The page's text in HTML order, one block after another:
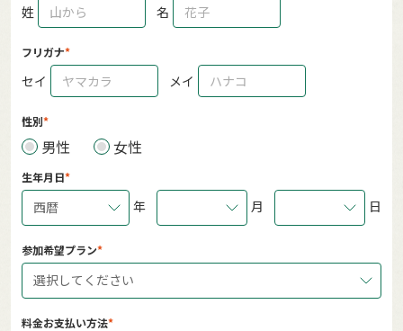
姓 名
フリガナ
セイ メイ
性別
男性 女性
生年月日
西暦 年 月 日
参加希望プラン
選択してください
料金お支払い方法